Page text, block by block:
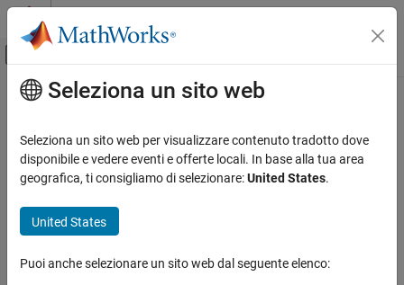
Vai al contenuto
Attiva/disattiva menu di navigazione
Pagina iniziale della documentazione
Audio Toolbox
AI for Audio
Applications
Categoria
Speech Recognition
Contenuto principale
Sound Classification
Identify sounds in audio signals
These examples show how to classify sounds in audio signals
Featured Examples
Acoustic Scene Recognition Using Late Fusion
Seleziona un sito web
Seleziona un sito web per visualizzare contenuto tradotto dove
disponibile e vedere eventi e offerte locali. In base alla tua area
geografica, ti consigliamo di selezionare:United States.
United States
Puoi anche selezionare un sito web dal seguente elenco: